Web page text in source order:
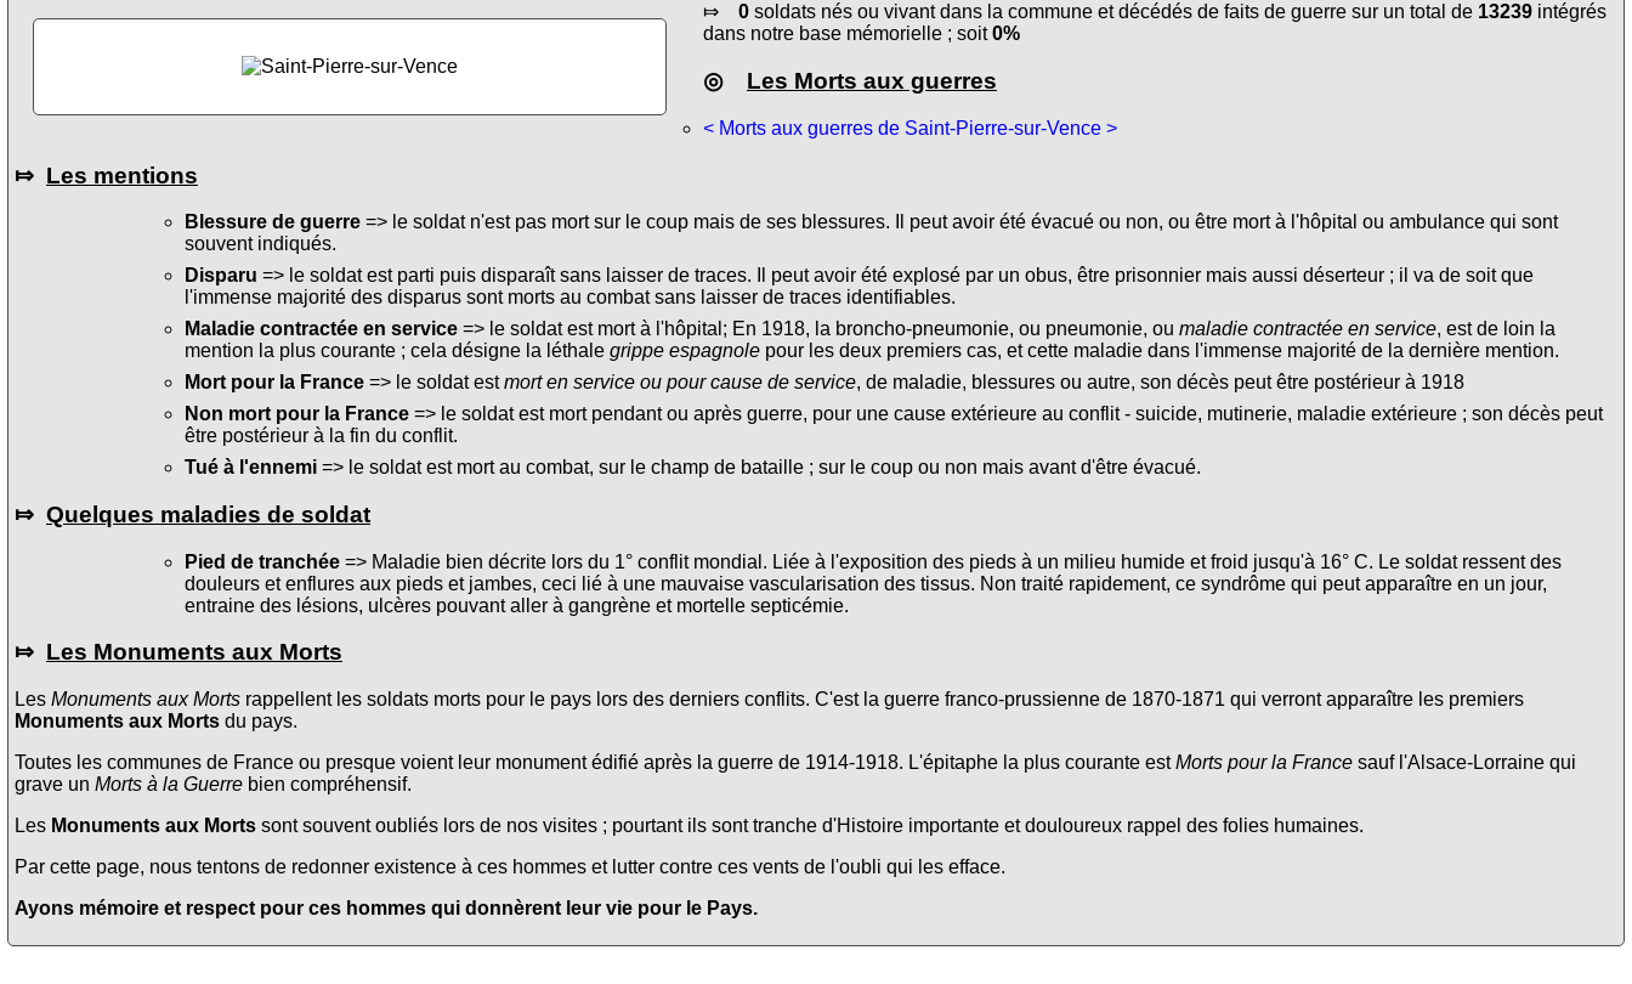
⤇ 0 soldats nés ou vivant dans la commune et décédés de faits de guerre sur un total de 13239 intégrés
dans notre base mémorielle ; soit0%
◎ Les Morts aux guerres
< Morts aux guerres de Saint-Pierre-sur-Vence >
⤇ Les mentions
Blessure de guerre => le soldat n'est pas mort sur le coup mais de ses blessures. Il peut avoir été évacué ou non, ou être mort à l'hôpital ou ambulance qui sont
souvent indiqués.
Disparu => le soldat est parti puis disparaît sans laisser de traces. Il peut avoir été explosé par un obus, être prisonnier mais aussi déserteur ; il va de soit que
l'immense majorité des disparus sont morts au combat sans laisser de traces identifiables.
Maladie contractée en service => le soldat est mort à l'hôpital; En 1918, la broncho-pneumonie, ou pneumonie, ou maladie contractée en service, est de loin la
mention la plus courante ; cela désigne la léthale grippe espagnole pour les deux premiers cas, et cette maladie dans l'immense majorité de la dernière mention.
Mort pour la France => le soldat estmort en service ou pour cause de service, de maladie, blessures ou autre, son décès peut être postérieur à 1918
Non mort pour la France => le soldat est mort pendant ou après guerre, pour une cause extérieure au conflit - suicide, mutinerie, maladie extérieure ; son décès peut
être postérieur à la fin du conflit.
Tué à l'ennemi => le soldat est mort au combat, sur le champ de bataille ; sur le coup ou non mais avant d'être évacué.
⤇ Quelques maladies de soldat
Pied de tranchée => Maladie bien décrite lors du 1° conflit mondial. Liée à l'exposition des pieds à un milieu humide et froid jusqu'à 16° C. Le soldat ressent des
douleurs et enflures aux pieds et jambes, ceci lié à une mauvaise vascularisation des tissus. Non traité rapidement, ce syndrôme qui peut apparaître en un jour,
entraine des lésions, ulcères pouvant aller à gangrène et mortelle septicémie.
⤇ Les Monuments aux Morts
Les Monuments aux Morts rappellent les soldats morts pour le pays lors des derniers conflits. C'est la guerre franco-prussienne de 1870-1871 qui verront apparaître les premiers
Monuments aux Morts du pays.
Toutes les communes de France ou presque voient leur monument édifié après la guerre de 1914-1918. L'épitaphe la plus courante estMorts pour la France sauf l'Alsace-Lorraine qui
grave un Morts à la Guerre bien compréhensif.
Les Monuments aux Morts sont souvent oubliés lors de nos visites ; pourtant ils sont tranche d'Histoire importante et douloureux rappel des folies humaines.
Par cette page, nous tentons de redonner existence à ces hommes et lutter contre ces vents de l'oubli qui les efface.
Ayons mémoire et respect pour ces hommes qui donnèrent leur vie pour le Pays.